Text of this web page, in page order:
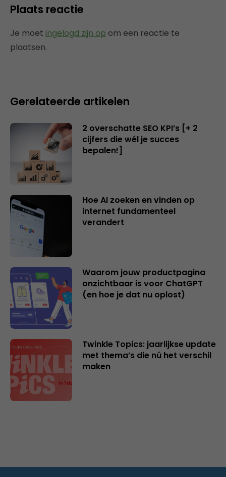
Plaats reactie
Je moet ingelogd zijn op om een reactie te
plaatsen.
Gerelateerde artikelen
2 overschatte SEO KPI’s [+ 2
cijfers die wél je succes
bepalen!]
Hoe AI zoeken en vinden op
internet fundamenteel
verandert
Waarom jouw productpagina
onzichtbaar is voor ChatGPT
(en hoe je dat nu oplost)
Twinkle Topics: jaarlijkse update
met thema’s die nú het verschil
maken